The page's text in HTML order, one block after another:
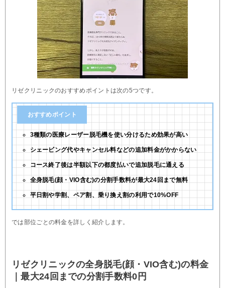
リゼクリニックのおすすめポイントは次の5つです。
おすすめポイント
3種類の医療レーザー脱毛機を使い分けるため効果が高い
シェービング代やキャンセル料などの追加料金がかからない
コース終了後は半額以下の都度払いで追加脱毛に通える
全身脱毛(顔・VIO含む)の分割手数料が最大24回まで無料
平日割や学割、ペア割、乗り換え割の利用で10%OFF
では部位ごとの料金を詳しく紹介します。
リゼクリニックの全身脱毛(顔・VIO含む)の料金
｜最大24回までの分割手数料0円